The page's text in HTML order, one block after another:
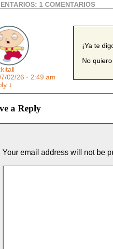
1 COMENTARIOS
02/26 - 2:49 am
¡Ya te
No
↓
a Reply
Your email address will not be